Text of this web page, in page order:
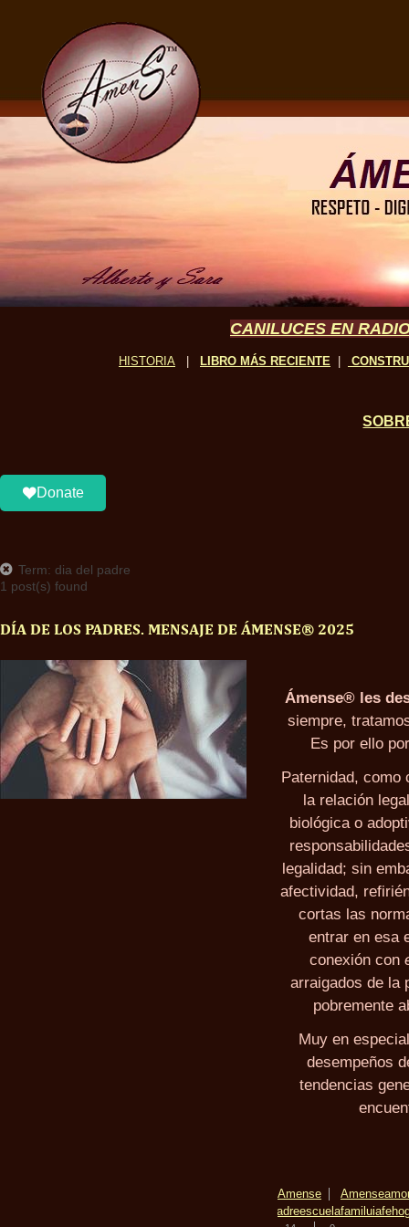
CANILUCES EN
HISTORIA LIBRO MÁS RECIENTE
Donate
Term: dia del padre
1 post(s) found
DÍA DE LOS PADRES. MENSAJE DE ÁMENSE® 2025
Ámense® les
siempre,
Es por ello
Paternidad, como
la relación
biológica o
legalidad; sin
afectividad,
cortas las
entrar en esa
conexión con
arraigados de la
pobremente
Muy en
desempeños
tendencias
Amense Amense
padreescuelafamiluiafe